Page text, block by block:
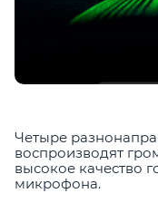
Четыре
воспроизводят
высокое качество
микрофона.